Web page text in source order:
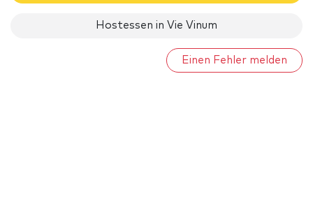
Hostessen in Vie Vinum
Einen Fehler melden